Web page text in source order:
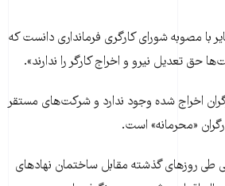
با مصوبه شورای کارگری فرمانداری دانست که
حق تعدیل نیرو و اخراج کارگر را ندارند».
اخراج شده وجود ندارد و شرکت‌های مستقر
«محرمانه» است.
طی روزهای گذشته مقابل ساختمان نهادهای